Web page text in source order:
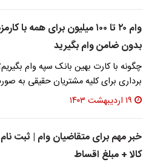
وام ۲۰ تا ۱۰۰ میلیون برای
بدون ضامن وام بگیرید
چگونه با کارت بهین بانک سپه وام
برداری برای کلیه مشتریان حقیقی به
۱۹ اردیبهشت ۱۴۰۳
کالا + مبلغ اقساط